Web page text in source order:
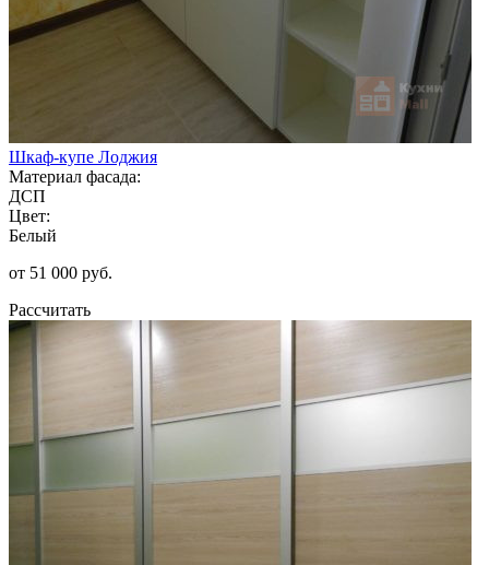
Шкаф-купе Лоджия
Материал фасада:
ДСП
Цвет:
Белый
от 51 000 руб.
Рассчитать